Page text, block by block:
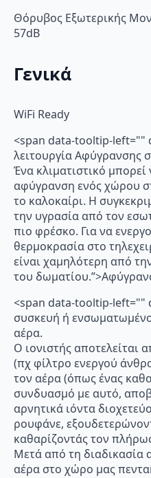
Θόρυβος Εξωτερικής
57dB
Γενικά
WiFi Ready
<span data-tooltip-left=""
λειτουργία Αφύγρανσης
Ένα κλιματιστικό
αφύγρανση ενός χώρου
το καλοκαίρι. Η
την υγρασία από τον
πιο φρέσκο. Για να
θερμοκρασία στο
είναι χαμηλότερη από
του
<span data-tooltip-left=""
συσκευή ή
αέρα.
Ο ιονιστής αποτελείται
(πχ φίλτρο ενεργού
τον αέρα (όπως ένας
συνδυασμό με αυτό,
αρνητικά ιόντα
ρουφάνε,
καθαρίζοντάς τον
Μετά από τη διαδικασία
αέρα στο χώρο μας